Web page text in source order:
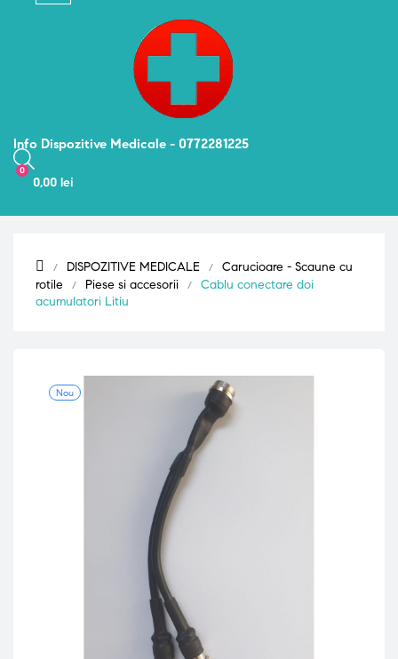
Info Dispozitive Medicale - 0772281225
0
0,00 lei
DISPOZITIVE MEDICALE
Carucioare - Scaune cu
rotile
Piese si accesorii
Cablu conectare doi
acumulatori Litiu
Nou